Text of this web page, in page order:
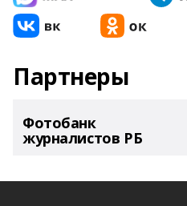
Партнеры
Фотобанк
журналистов РБ